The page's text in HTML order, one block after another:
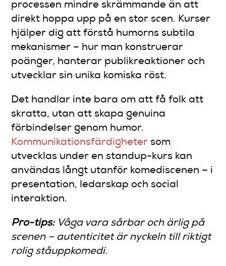
processen mindre skrämmande än att
direkt hoppa upp på en stor scen. Kurser
hjälper dig att förstå humorns subtila
mekanismer – hur man konstruerar
poänger, hanterar publikreaktioner och
utvecklar sin unika komiska röst.
Det handlar inte bara om att få folk att
skratta, utan att skapa genuina
förbindelser genom humor.
Kommunikationsfärdigheter som
utvecklas under en standup-kurs kan
användas långt utanför komediscenen – i
presentation, ledarskap och social
interaktion.
Pro-tips: Våga vara sårbar och ärlig på
scenen – autenticitet är nyckeln till riktigt
rolig ståuppkomedi.